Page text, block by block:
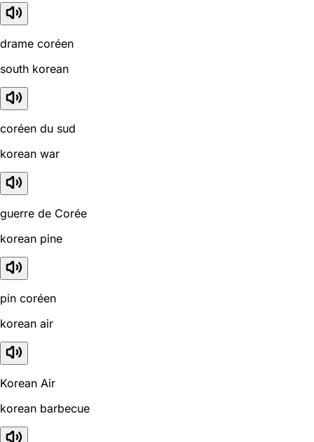
drame coréen
south korean
coréen du sud
korean war
guerre de Corée
korean pine
pin coréen
korean air
Korean Air
korean barbecue